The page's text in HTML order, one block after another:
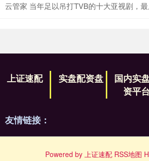
云管家 当年足以吊打TVB的十大亚视剧，
上证速配 实盘配资盘
国内实
资平台
友情链接：
Powered by 上证速配 RSS地图